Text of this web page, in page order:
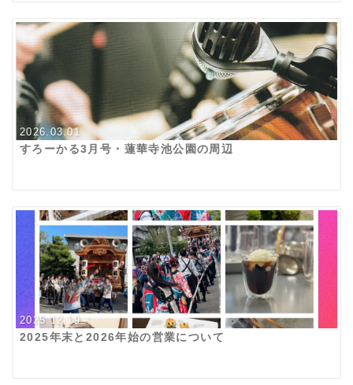
2026.03.01
すろーかる3月号・蓮華寺池公園の周辺
2025.12.19
2025年末と2026年始の営業について